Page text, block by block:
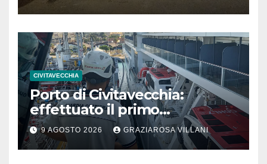
CIVITAVECCHIA
Porto di Civitavecchia:
effettuato il primo
rifornimento di GNL ad una
nave da crociera
9 AGOSTO 2026 GRAZIAROSA VILLANI